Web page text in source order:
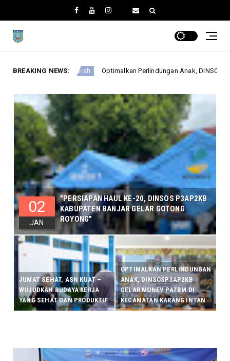
BREAKING NEWS:
Optimalkan Perlindungan Anak, DINSOSP3AP2KB Gelar Monev PATBM di
"PERSIAPAN HAUL KE-20, DINSOS P3AP2KB
KABUPATEN BANJAR GELAR GOTONG
ROYONG"
02
JAN
JUMAT SEHAT, ASN KUAT –
WUJUDKAN BUDAYA KERJA
YANG SEHAT DAN PRODUKTIF
OPTIMALKAN PERLINDUNGAN
ANAK, DINSOSP3AP2KB
GELAR MONEV PATBM DI
KECAMATAN KARANG INTAN